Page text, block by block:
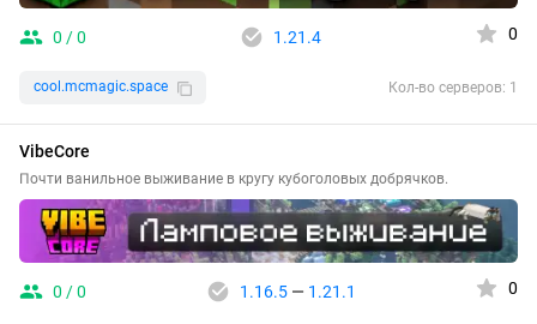
0 / 0 1.21.4 0
cool.mcmagic.space Кол-во серверов: 1
VibeCore
Почти ванильное выживание в кругу кубоголовых добрячков.
0 / 0 1.16.5— 1.21.1 0